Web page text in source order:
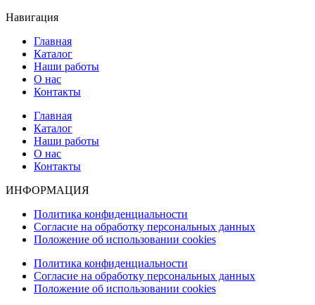
Навигация
Главная
Каталог
Наши работы
О нас
Контакты
Главная
Каталог
Наши работы
О нас
Контакты
ИНФОРМАЦИЯ
Политика конфиденциальности
Согласие на обработку персональных данных
Положение об использовании cookies
Политика конфиденциальности
Согласие на обработку персональных данных
Положение об использовании cookies